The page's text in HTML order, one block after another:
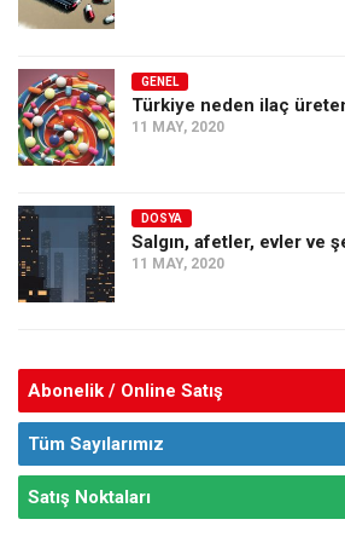
GENEL
Türkiye neden ilaç
11 MAY, 2020
DOSYA
Salgın, afetler, evler ve
11 MAY, 2020
Abonelik / Online Satış
Tüm Sayılarımız
Satış Noktaları